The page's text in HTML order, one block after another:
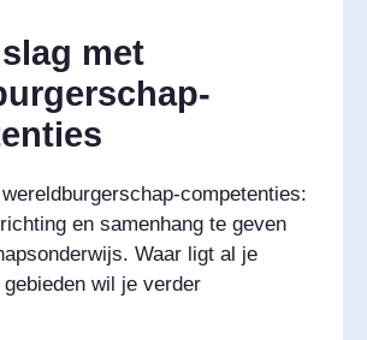
met
competenties:
en samenhang te geven
Waar ligt al je
wil je verder